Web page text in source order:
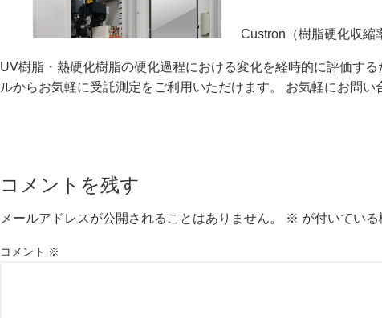
Custron（樹脂硬化収縮
UV樹脂・熱硬化樹脂の硬化過程における変化を経時的に評価す
ルからお気軽に受託測定をご利用いただけます。 お気軽にお問い
コメントを残す
メールアドレスが公開されることはありません。 ※ が付いてい
コメント ※